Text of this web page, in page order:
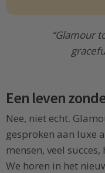
“Glamour
Een leven
Nee, niet echt.
gesproken aan luxe
mensen, veel
We horen in het